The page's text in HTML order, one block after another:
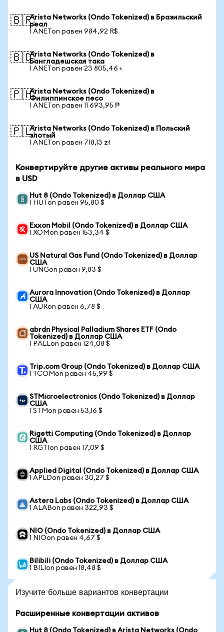
🇧🇷Arista Networks (Ondo Tokenized) в Бразильский
реал
1 ANETon равен 984,92 R$
🇧🇩Arista Networks (Ondo Tokenized) в
Бангладешская така
1 ANETon равен 23 805,46 ৳
🇵🇭Arista Networks (Ondo Tokenized) в
Филиппинское песо
1 ANETon равен 11 693,95 ₱
🇵🇱Arista Networks (Ondo Tokenized) в Польский
злотый
1 ANETon равен 718,13 zł
Конвертируйте другие активы реального мира
в USD
Hut 8 (Ondo Tokenized) в Доллар США
1 HUTon равен 95,80 $
Exxon Mobil (Ondo Tokenized) в Доллар США
1 XOMon равен 153,34 $
US Natural Gas Fund (Ondo Tokenized) в Доллар
США
1 UNGon равен 9,83 $
Aurora Innovation (Ondo Tokenized) в Доллар
США
1 AURon равен 6,78 $
abrdn Physical Palladium Shares ETF (Ondo
Tokenized) в Доллар США
1 PALLon равен 124,08 $
Trip.com Group (Ondo Tokenized) в Доллар США
1 TCOMon равен 45,99 $
STMicroelectronics (Ondo Tokenized) в Доллар
США
1 STMon равен 53,16 $
Rigetti Computing (Ondo Tokenized) в Доллар
США
1 RGTIon равен 17,09 $
Applied Digital (Ondo Tokenized) в Доллар США
1 APLDon равен 30,27 $
Astera Labs (Ondo Tokenized) в Доллар США
1 ALABon равен 322,93 $
NIO (Ondo Tokenized) в Доллар США
1 NIOon равен 4,67 $
Bilibili (Ondo Tokenized) в Доллар США
1 BILIon равен 18,48 $
Изучите больше вариантов конвертации
Расширенные конвертации активов
Hut 8 (Ondo Tokenized) в Arista Networks (Ondo